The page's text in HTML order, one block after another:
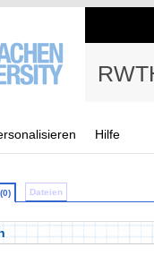
Hilfe
Dateien